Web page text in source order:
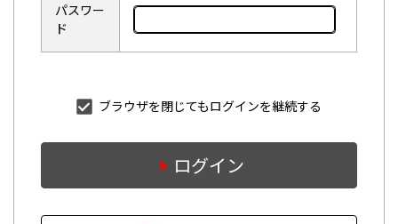
パスワー
ド
ブラウザを閉じてもログインを継続する
ログイン